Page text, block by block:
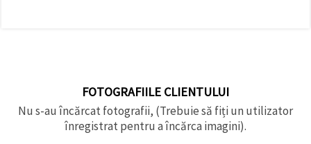
FOTOGRAFIILE CLIENTULUI
Nu s-au încărcat fotografii, (Trebuie să fiți un utilizator
înregistrat pentru a încărca imagini).